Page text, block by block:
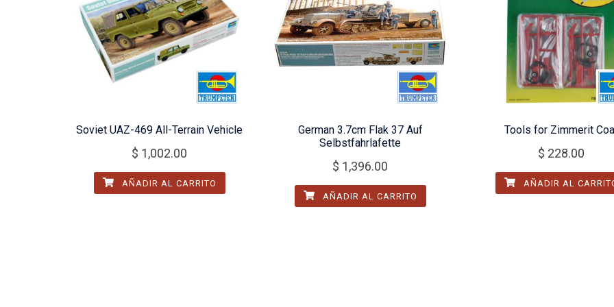
Soviet UAZ-469 All-Terrain Vehicle
$ 1,002.00
AÑADIR AL CARRITO
German 3.7cm Flak 37 Auf
Selbstfahrlafette
$ 1,396.00
AÑADIR AL CARRITO
Tools for Zimmerit
$ 228.00
AÑADIR AL